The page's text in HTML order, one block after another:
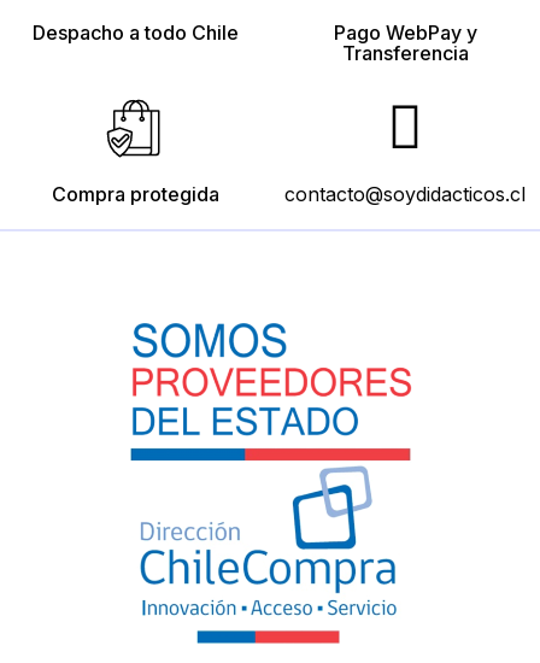
Despacho a todo Chile
Pago WebPay y
Transferencia
Compra protegida contacto@soydidacticos.cl